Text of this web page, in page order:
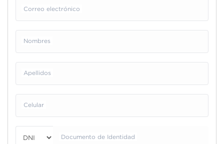
Correo electrónico
Nombres
Apellidos
Celular
Documento de Identidad